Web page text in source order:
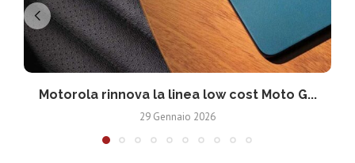
Motorola rinnova la linea low cost Moto G...
29 Gennaio 2026